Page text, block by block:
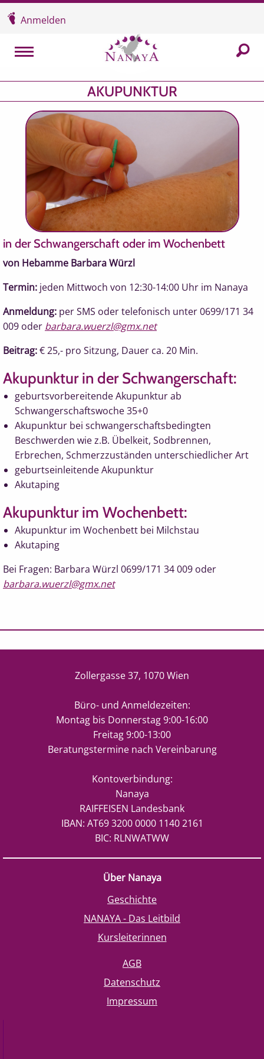
Überspringen und zum Inhalt
Anmelden
MENU In
AKUPUNKTUR
in der Schwangerschaft oder im Wochenbett
von Hebamme Barbara Würzl
Termin: jeden Mittwoch von 12:30-14:00 Uhr im Nanaya
Anmeldung: per SMS oder telefonisch unter 0699/171 34
009 oder barbara.wuerzl@gmx.net
Beitrag:€ 25,- pro Sitzung, Dauer ca. 20 Min.
Akupunktur in der Schwangerschaft:
geburtsvorbereitende Akupunktur ab
Schwangerschaftswoche 35+0
Akupunktur bei schwangerschaftsbedingten
Beschwerden wie z.B. Übelkeit, Sodbrennen,
Erbrechen, Schmerzzuständen unterschiedlicher Art
geburtseinleitende Akupunktur
Akutaping
Akupunktur im Wochenbett:
Akupunktur im Wochenbett bei Milchstau
Akutaping
Bei Fragen: Barbara Würzl 0699/171 34 009 oder
barbara.wuerzl@gmx.net
Über Nanaya
Geschichte
NANAYA - Das Leitbild
Kursleiterinnen
AGB
Datenschutz
Impressum
Zollergasse 37, 1070 Wien
Büro- und Anmeldezeiten:
Montag bis Donnerstag 9:00-16:00
Freitag 9:00-13:00
Beratungstermine nach Vereinbarung
Kontoverbindung:
Nanaya
RAIFFEISEN Landesbank
IBAN: AT69 3200 0000 1140 2161
BIC: RLNWATWW